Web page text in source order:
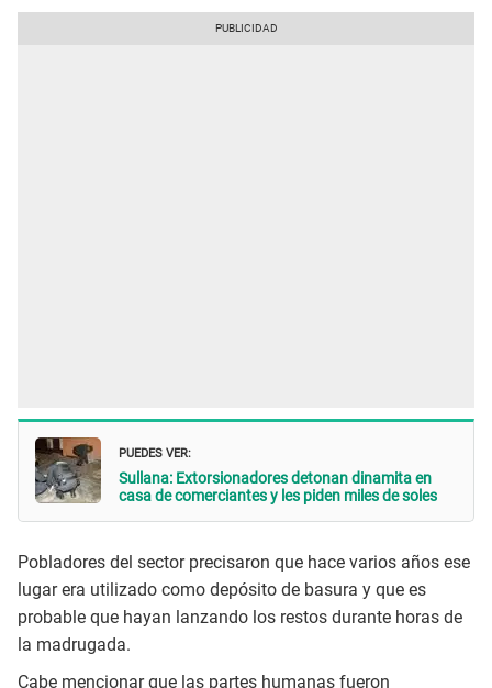
PUEDES VER:
Sullana: Extorsionadores detonan dinamita en
casa de comerciantes y les piden miles de soles
Pobladores del sector precisaron que hace varios años ese
lugar era utilizado como depósito de basura y que es
probable que hayan lanzando los restos durante horas de
la madrugada.
Cabe mencionar que las partes humanas fueron